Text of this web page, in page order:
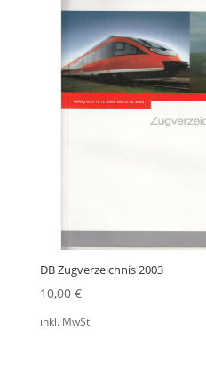
DB Zugverzeichnis 2003
10,00 €
inkl. MwSt.